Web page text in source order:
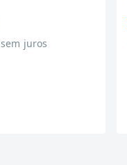
sem juros